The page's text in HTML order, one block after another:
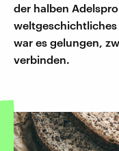
der halben
weltgeschichtliches
war es gelungen,
verbinden.